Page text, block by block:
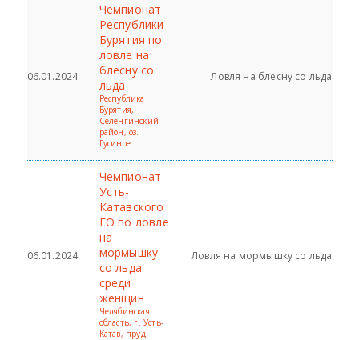
06.01.2024
Чемпионат
Республики
Бурятия по
ловле на
блесну со
льда
Республика
Бурятия,
Селенгинский
район, оз.
Гусиное
Ловля на блесну со льда
06.01.2024
Чемпионат
Усть-
Катавского
ГО по ловле
на
мормышку
со льда
среди
женщин
Челябинская
область, г. Усть-
Катав, пруд
Ловля на мормышку со льда